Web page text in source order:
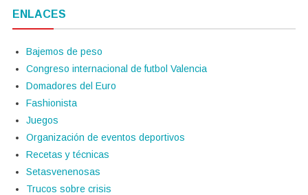
ENLACES
Bajemos de peso
Congreso internacional de futbol Valencia
Domadores del Euro
Fashionista
Juegos
Organización de eventos deportivos
Recetas y técnicas
Setasvenenosas
Trucos sobre crisis